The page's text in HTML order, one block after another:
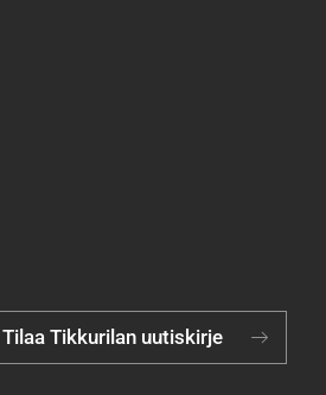
Tikkurilan uutiskirje